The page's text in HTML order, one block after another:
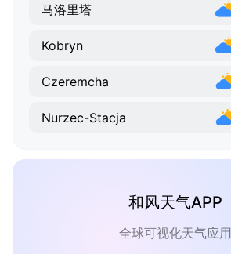
马洛里塔
Kobryn
Czeremcha
Nurzec-Stacja
和风天气APP
全球可视化天气应用